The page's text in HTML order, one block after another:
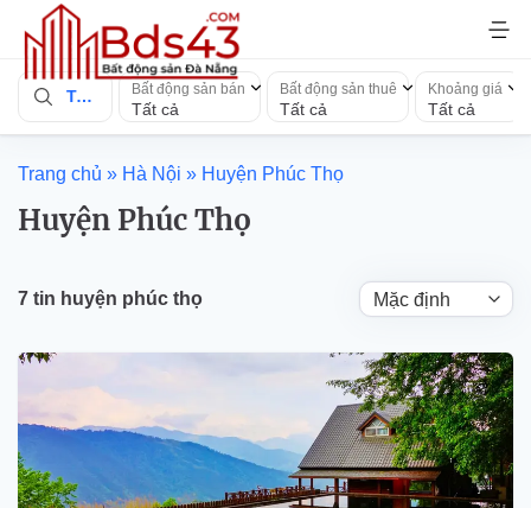
qua
dung
Toàn quốc Bất động sản bán
Tất cả
Bất động sản thuê
Tất cả
Khoảng giá
Tất cả
Trang chủ » Hà Nội » Huyện Phúc Thọ
Huyện Phúc Thọ
7 tin huyện phúc thọ